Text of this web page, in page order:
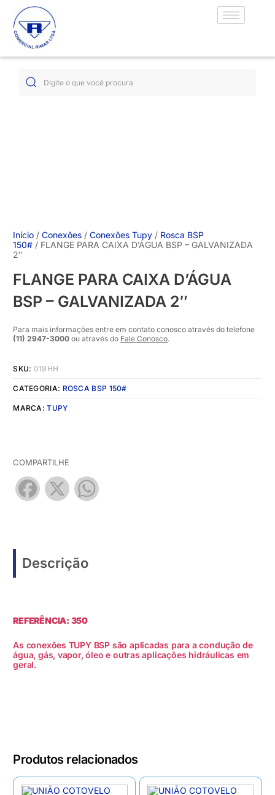
Início /Conexões /Conexões Tupy / Rosca BSP
150# / FLANGE PARA CAIXA D’ÁGUA BSP – GALVANIZADA
2″
FLANGE PARA CAIXA D’ÁGUA
BSP – GALVANIZADA 2″
Para mais informações entre em contato conosco através do telefone
(11) 2947-3000 ou através do Fale Conosco.
SKU: 019HH
CATEGORIA: ROSCA BSP 150#
MARCA:TUPY
COMPARTILHE
Facebook
X
Descrição
REFERÊNCIA: 350
As conexões TUPY BSP são aplicadas para a condução de
água, gás, vapor, óleo e outras aplicações hidráulicas em
geral.
Produtos relacionados